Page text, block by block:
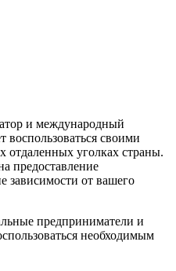
и международный
воспользоваться своими
отдаленных уголках страны.
предоставление
зависимости от вашего
предприниматели и
необходимым